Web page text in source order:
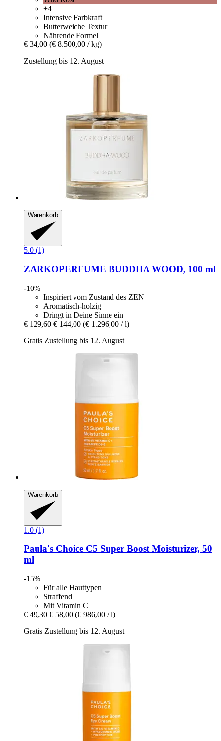
+4
Intensive Farbkraft
Butterweiche Textur
Nährende Formel
€ 34,00 (€ 8.500,00 / kg)
Zustellung bis 12. August
Warenkorb
5.0 (1)
ZARKOPERFUME BUDDHA WOOD, 100 ml
-10%
Inspiriert vom Zustand des ZEN
Aromatisch-holzig
Dringt in Deine Sinne ein
€ 129,60 € 144,00 (€ 1.296,00 / l)
Gratis Zustellung bis 12. August
Warenkorb
1.0 (1)
Paula's Choice C5 Super Boost Moisturizer, 50
ml
-15%
Für alle Hauttypen
Straffend
Mit Vitamin C
€ 49,30 € 58,00 (€ 986,00 / l)
Gratis Zustellung bis 12. August